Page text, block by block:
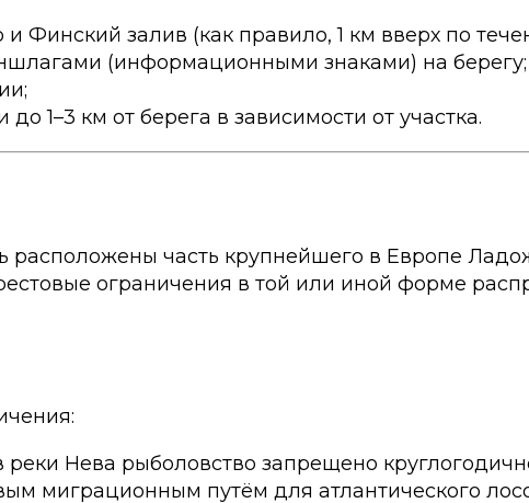
Финский залив (как правило, 1 км вверх по
(информационными знаками) на берегу;
1–3 км от берега в зависимости от участка.
расположены часть крупнейшего в Европе
ограничения в той или иной форме
Нева рыболовство запрещено
миграционным путём для атлантического